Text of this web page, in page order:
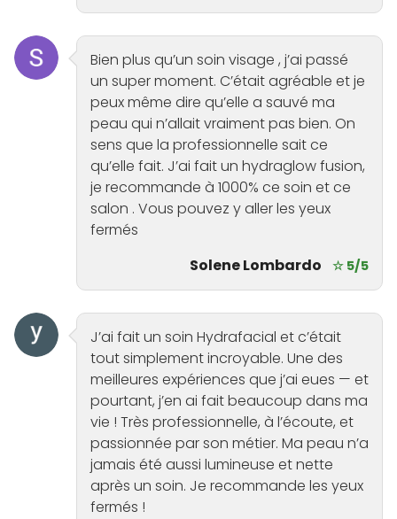
Bien plus qu’un soin visage , j’ai passé
un super moment. C’était agréable et je
peux même dire qu’elle a sauvé ma
peau qui n’allait vraiment pas bien. On
sens que la professionnelle sait ce
qu’elle fait. J’ai fait un hydraglow fusion,
je recommande à 1000% ce soin et ce
salon . Vous pouvez y aller les yeux
fermés
Solene Lombardo
☆ 5/5
J’ai fait un soin Hydrafacial et c’était
tout simplement incroyable. Une des
meilleures expériences que j’ai eues — et
pourtant, j’en ai fait beaucoup dans ma
vie ! Très professionnelle, à l’écoute, et
passionnée par son métier. Ma peau n’a
jamais été aussi lumineuse et nette
après un soin. Je recommande les yeux
fermés !